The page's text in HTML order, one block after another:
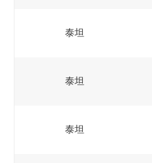
泰坦
泰坦
泰坦